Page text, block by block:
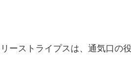
ーストライプスは、通気口の